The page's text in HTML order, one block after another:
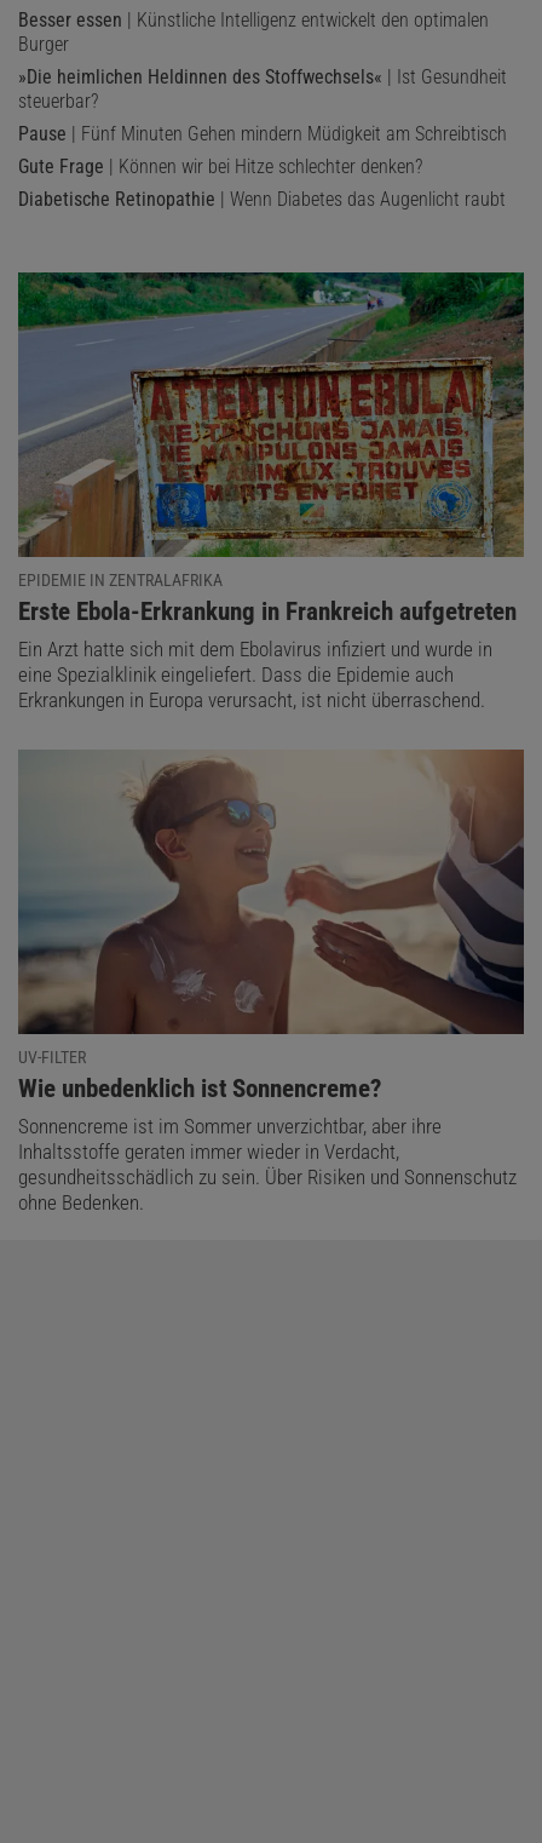
Besser essen | Künstliche Intelligenz entwickelt den optimalen
Burger
»Die heimlichen Heldinnen des Stoffwechsels« | Ist Gesundheit
steuerbar?
Pause | Fünf Minuten Gehen mindern Müdigkeit am Schreibtisch
Gute Frage | Können wir bei Hitze schlechter denken?
Diabetische Retinopathie | Wenn Diabetes das Augenlicht raubt
EPIDEMIE IN ZENTRALAFRIKA
:
Erste Ebola-Erkrankung in Frankreich aufgetreten
Ein Arzt hatte sich mit dem Ebolavirus infiziert und wurde in
eine Spezialklinik eingeliefert. Dass die Epidemie auch
Erkrankungen in Europa verursacht, ist nicht überraschend.
UV-FILTER
:
Wie unbedenklich ist Sonnencreme?
Sonnencreme ist im Sommer unverzichtbar, aber ihre
Inhaltsstoffe geraten immer wieder in Verdacht,
gesundheitsschädlich zu sein. Über Risiken und Sonnenschutz
ohne Bedenken.